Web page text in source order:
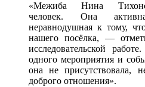
«Межиба Нина
человек. Она
неравнодушная к тому,
нашего посёлка, —
исследовательской
одного мероприятия и
она не присутствовала,
доброго отношения».